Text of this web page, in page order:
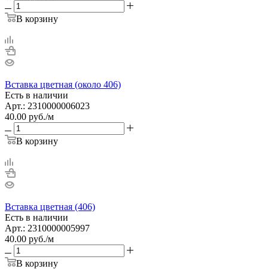
В корзину
Вставка цветная (около 406)
Есть в наличии
Арт.: 2310000006023
40.00 руб./м
В корзину
Вставка цветная (406)
Есть в наличии
Арт.: 2310000005997
40.00 руб./м
В корзину